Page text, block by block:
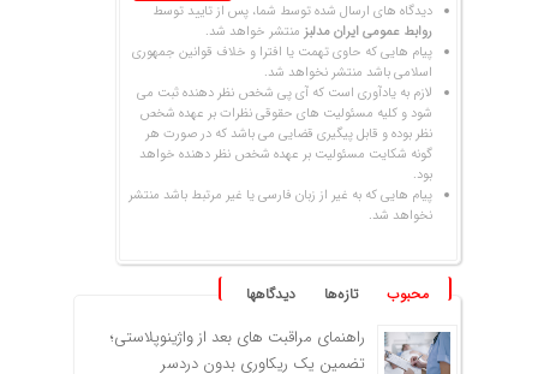
دیدگاه های ارسال شده توسط شما، پس از تایید توسط
روابط عمومی ایران مدلبز منتشر خواهد شد.
پیام هایی که حاوی تهمت یا افترا و خلاف قوانین جمهوری
اسلامی باشد منتشر نخواهد شد.
لازم به یادآوری است که آی پی شخص نظر دهنده ثبت می
شود و کلیه مسئولیت های حقوقی نظرات بر عهده شخص
نظر بوده و قابل پیگیری قضایی می باشد که در صورت هر
گونه شکایت مسئولیت بر عهده شخص نظر دهنده خواهد
بود.
پیام هایی که به غیر از زبان فارسی یا غیر مرتبط باشد منتشر
نخواهد شد.
محبوب تازه‌ها دیدگاهها
راهنمای مراقبت های بعد از واژینوپلاستی؛
تضمین یک ریکاوری بدون دردسر